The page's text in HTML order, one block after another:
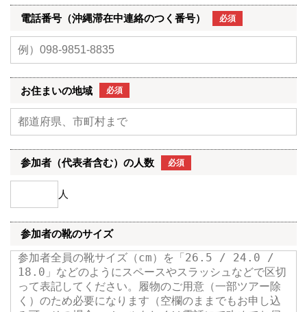
電話番号（沖縄滞在中連絡のつく番号） 必須
お住まいの地域 必須
参加者（代表者含む）の人数 必須
人
参加者の靴のサイズ